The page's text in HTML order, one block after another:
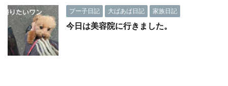
プー子日記 大ばあば日記 家族日記
今日は美容院に行きました。